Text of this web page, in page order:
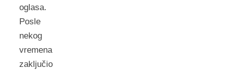
oglasa.
Posle
nekog
vremena
zaključio